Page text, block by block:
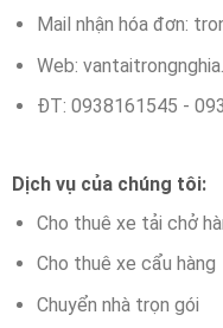
Mail nhận hóa đơn:
Web:
ĐT: 0938161545 -
Dịch vụ của chúng tôi:
Cho thuê xe tải chở
Cho thuê xe cẩu hàng
Chuyển nhà trọn gói